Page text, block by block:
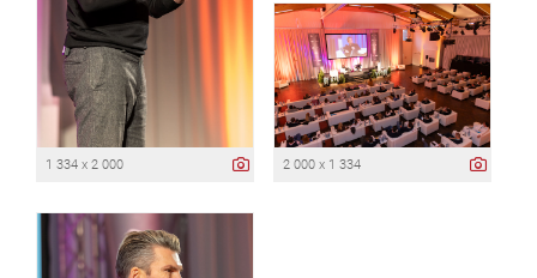
1 334 x 2 000 2 000 x 1 334